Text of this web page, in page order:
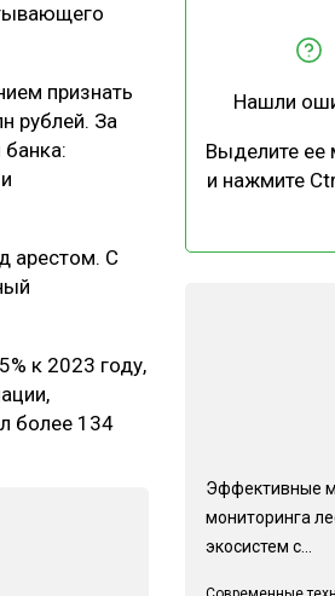
ТЕХНОЛОГИИ
КАЛЕНДАРЬ ВЫСТАВОК
признать
рублей. За
арестом. С
к 2023 году,
более 134
Нашли
Выделите
и нажмите
Эффективные
мониторинга
экосистем с...